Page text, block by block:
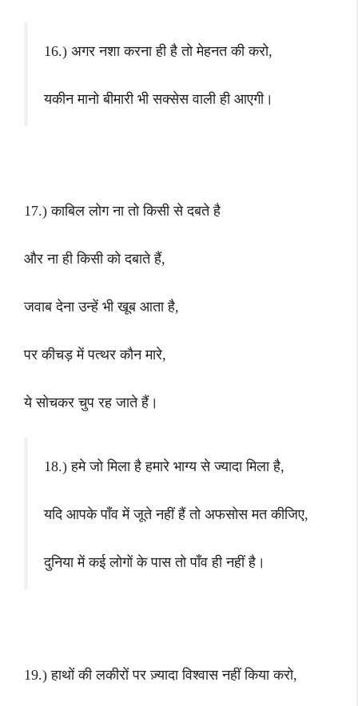
16.) अगर नशा करना ही है तो मेहनत की करो,
यकीन मानो बीमारी भी सक्सेस वाली ही आएगी।
17.) काबिल लोग ना तो किसी से दबते है
और ना ही किसी को दबाते हैं,
जवाब देना उन्हें भी खूब आता है,
पर कीचड़ में पत्थर कौन मारे,
ये सोचकर चुप रह जाते हैं।
18.) हमे जो मिला है हमारे भाग्य से ज्यादा मिला है,
यदि आपके पाँव में जूते नहीं हैं तो अफसोस मत कीजिए,
दुनिया में कई लोगों के पास तो पाँव ही नहीं है।
19.) हाथों की लकीरों पर ज़्यादा विश्वास नहीं किया करो,